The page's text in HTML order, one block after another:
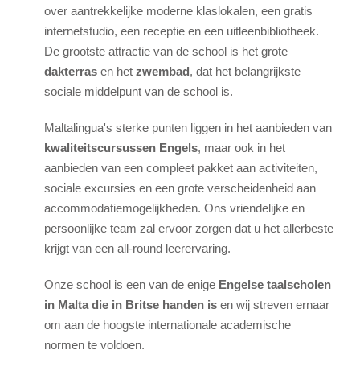
Awards
ST Star Awards
Erasmus+
Engelse Cursus
Accommodatie
Comfortabele schoolappartementen
Gastgezin
Hotels
Hilton 5*
over aantrekkelijke moderne klaslokalen, een gratis
internetstudio, een receptie en een uitleenbibliotheek.
De grootste attractie van de school is het grote
dakterras en het zwembad, dat het belangrijkste
sociale middelpunt van de school is.
Maltalingua's sterke punten liggen in het aanbieden van
kwaliteitscursussen Engels, maar ook in het
aanbieden van een compleet pakket aan activiteiten,
sociale excursies en een grote verscheidenheid aan
accommodatiemogelijkheden. Ons vriendelijke en
persoonlijke team zal ervoor zorgen dat u het allerbeste
krijgt van een all-round leerervaring.
Onze school is een van de enige Engelse taalscholen
in Malta die in Britse handen is en wij streven ernaar
om aan de hoogste internationale academische
normen te voldoen.